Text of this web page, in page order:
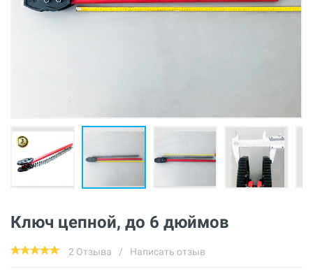
Ключ цепной, до 6 дюймов
2 Отзыва / Написать отзыв